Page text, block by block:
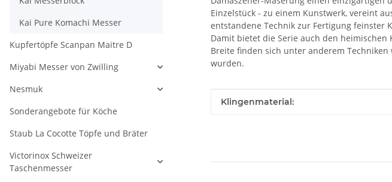
Einzelstück - zu einem Kunstwerk, vereint
entstandene Technik zur Fertigung feinster
Damit bietet die Serie auch den
Breite finden sich unter anderem
wurden.
Produkteigenschaft
Wert
Klingenmaterial:
Kai Pure Komachi Messer
Kupfertöpfe Scanpan Maitre D
Miyabi Messer von Zwilling
Nesmuk
Sonderangebote für Köche
Staub La Cocotte Töpfe und Bräter
Victorinox Schweizer
Taschenmesser